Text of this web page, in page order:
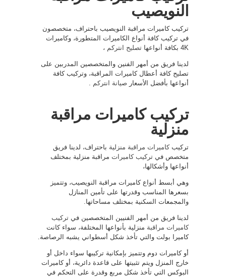
النويصيب
تركيب كاميرات مراقبة النويصيب باحتراف، متخصصون
في تركيب كافة أنواع الكاميرات المتطورة، وكاميرات
4K بكافة أنواعها
تصليح انتركم ،
لدينا فريق من أمهر الفنين والمتخصصين المدربين على
تصليح كافة أعطال كاميرات المراقبة، وتركيب كافة
أنواعها بأفضل الأسعار صيانة انتركم
تركيب كاميرات مراقبة
منزلية
تركيبكاميرات مراقبة منزلية باحتراف، لدينا فريق
متخصص في تركيب كاميرات مراقبة منزلية بمختلف
أنواعها وأشكالها،
وهي أبسط أنواع كاميرات مراقبة النويصيب، وتتميز
بسعرها المناسب وقدرتها على تأمين المنازل
والمجمعات السكنية بمختلف مساحاتها.
لدينا فريق من أمهر الفنيين المتخصصين في تركيب
كاميرات مراقبة منزلية بأنواعها المختلفة، سواء كانت
كاميرا بولت والتي تأخذ شكل أسطواني يشبه الرصاصة.
أو كاميرات دوم وتتميز بإمكانية تركيبها سواء داخل أو
خارج المنزل ويتم تثبيتها على قاعدة دائرية، أو كاميرات
البوكس التي تأخذ شكل مربع وقدرة على التحكم في